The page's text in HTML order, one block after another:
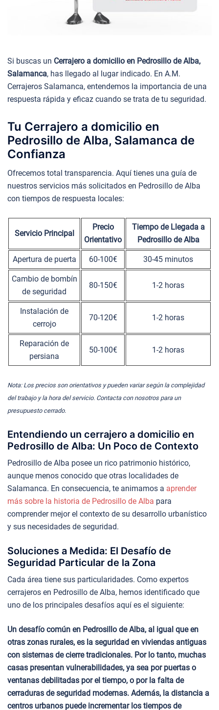
Si buscas un Cerrajero a domicilio en Pedrosillo de Alba,
Salamanca, has llegado al lugar indicado. En A.M.
Cerrajeros Salamanca, entendemos la importancia de una
respuesta rápida y eficaz cuando se trata de tu seguridad.
Tu Cerrajero a domicilio en
Pedrosillo de Alba, Salamanca de
Confianza
Ofrecemos total transparencia. Aquí tienes una guía de
nuestros servicios más solicitados en Pedrosillo de Alba
con tiempos de respuesta locales:
Servicio Principal
Precio
Orientativo
Tiempo de Llegada a
Pedrosillo de Alba
Apertura de puerta 60-100€ 30-45 minutos
Cambio de bombín
de seguridad
80-150€ 1-2 horas
Instalación de
cerrojo
70-120€ 1-2 horas
Reparación de
persiana
50-100€ 1-2 horas
Nota: Los precios son orientativos y pueden variar según la complejidad
del trabajo y la hora del servicio. Contacta con nosotros para un
presupuesto cerrado.
Entendiendo un cerrajero a domicilio en
Pedrosillo de Alba: Un Poco de Contexto
Pedrosillo de Alba posee un rico patrimonio histórico,
aunque menos conocido que otras localidades de
Salamanca. En consecuencia, te animamos a aprender
más sobre la historia de Pedrosillo de Alba para
comprender mejor el contexto de su desarrollo urbanístico
y sus necesidades de seguridad.
Soluciones a Medida: El Desafío de
Seguridad Particular de la Zona
Cada área tiene sus particularidades. Como expertos
cerrajeros en Pedrosillo de Alba, hemos identificado que
uno de los principales desafíos aquí es el siguiente:
Un desafío común en Pedrosillo de Alba, al igual que en
otras zonas rurales, es la seguridad en viviendas antiguas
con sistemas de cierre tradicionales. Por lo tanto, muchas
casas presentan vulnerabilidades, ya sea por puertas o
ventanas debilitadas por el tiempo, o por la falta de
cerraduras de seguridad modernas. Además, la distancia a
centros urbanos puede incrementar los tiempos de